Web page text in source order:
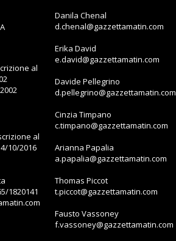
al
al
10/2016
1820141
Danila Chenal
d.chenal@gazzettamatin.com
Erika David
e.david@gazzettamatin.com
Davide Pellegrino
d.pellegrino@gazzettamatin.com
Cinzia Timpano
c.timpano@gazzettamatin.com
Arianna Papalia
a.papalia@gazzettamatin.com
Thomas Piccot
t.piccot@gazzettamatin.com
Fausto Vassoney
f.vassoney@gazzettamatin.com